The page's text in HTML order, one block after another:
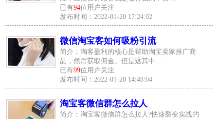
已有94位用户关注
发布时间：2022-01-20 17:24:02
微信淘宝客如何吸粉引流
简介：淘客盈利的核心是帮助淘宝卖家推广商
品，然后获取佣金。但是这其中…
已有99位用户关注
发布时间：2022-01-20 14:48:04
淘宝客微信群怎么拉人
简介：淘宝客微信群怎么拉人?快速裂变实战的